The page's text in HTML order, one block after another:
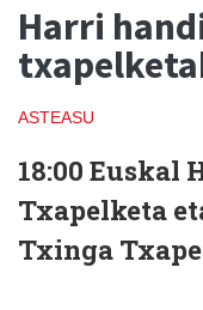
Harri
ASTEASU
18:00 Euskal
Txapelketa
Txinga